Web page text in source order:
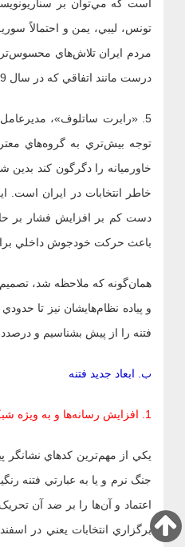
است که مي‌توان بر
درست مانند اتفاقي که در سال 2009 رخ داد.»
5. «رابرت ساتلوف»،
توجه بيش‌تري به گروه‌هاي
خاورميانه را دگرگون کند
خاطر انتخابات در ايران است.
دست‌ کم بر افزايش فشار بر
باعث حرکت خودجوش داخلي
همان‌گونه که ملاحظه شد،
و پياده نظام‌هايشان نيز تا
فتنه را از پيش بشناسيم و
ب. ابعاد جديد فتنه
1. افزايش رسانه‌ها و به ويژه شبکه‌هاي برون مرزي
يکي از مهم‌ترين کدهاي نشانگر
جنگ نرم و يا به عبارتي فتنه